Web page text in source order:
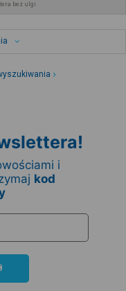
bez ulgi
i
kod